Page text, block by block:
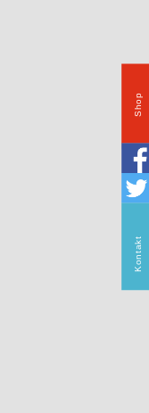
Shop
Kontakt